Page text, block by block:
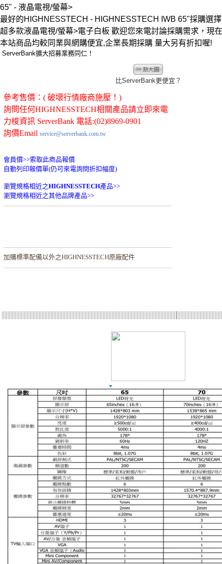
65" - 液晶電視/螢幕>
最好的HIGHNESSTECH - HIGHNESSTECH IWB 65"採購選
超多款液晶電視/螢幕>電子白板 歡迎您來電討論採購需求，現
本站商品均較同業與網購便宜,企業長期採購 量大另有折扣喔!
ServerBank擴大招募業務同仁！
比ServerBank更便宜？
參考售價：( 破壞行情廠商施壓！)
詢問任何HIGHNESSTECH相關產品請立即來電
力梭資訊 ServerBank 電話:(02)8969-0901
詢價Email service@serverbank.com.tw
會員價>>索取此商品報價
自動列印報價單(仍可來電詢問折扣幅度)
瀏覽規格相近之HIGHNESSTECH產品>>
瀏覽規格相近之其他品牌產品>>
加購標準配備以外之HIGHNESSTECH原廠配件